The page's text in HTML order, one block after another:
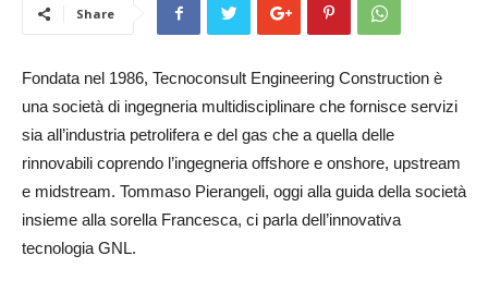
Share
Fondata nel 1986, Tecnoconsult Engineering Construction è
una società di ingegneria multidisciplinare che fornisce servizi
sia all’industria petrolifera e del gas che a quella delle
rinnovabili coprendo l’ingegneria offshore e onshore, upstream
e midstream. Tommaso Pierangeli, oggi alla guida della società
insieme alla sorella Francesca, ci parla dell’innovativa
tecnologia GNL.